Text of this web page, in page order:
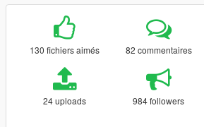
130 fichiers aimés 82 commentaires
24 uploads 984 followers